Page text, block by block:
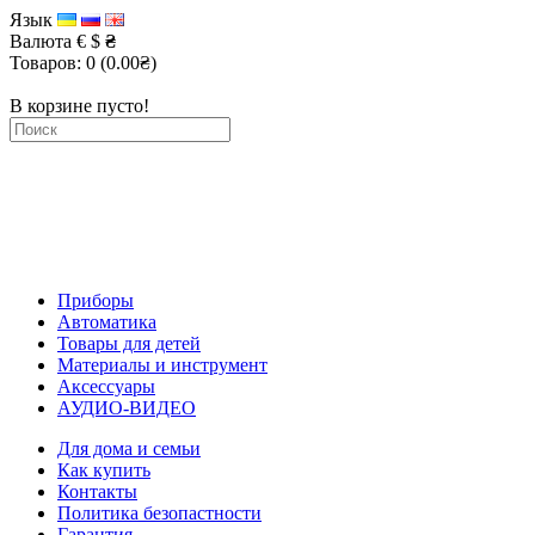
Язык
Валюта € $ ₴
Товаров: 0 (0.00₴)
В корзине пусто!
Приборы
Автоматика
Товары для детей
Материалы и инструмент
Аксессуары
АУДИО-ВИДЕО
Для дома и семьи
Как купить
Контакты
Политика безопастности